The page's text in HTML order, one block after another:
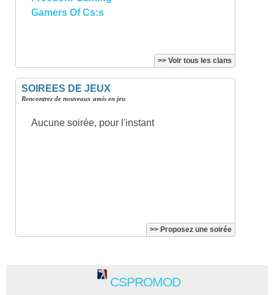
Gamers Of Cs:s
>> Voir tous les clans
SOIREES DE JEUX
Rencontrez de nouveaux amis en jeu
Aucune soirée, pour l'instant
>> Proposez une soirée
CSPROMOD